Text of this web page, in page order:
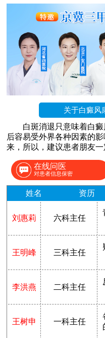
关于白癜风
白斑消退只意味着白
后容易受外界各种因素的
来，所以，建议患者朋友一
在线问医
对患者信息保密
姓名 资历
刘惠莉 六科主任
王明峰 三科主任
李洪燕 二科主任
王树申 一科主任